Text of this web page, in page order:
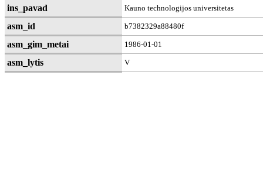
ins_pavad Kauno technologijos universitetas
asm_id b7382329a88480f
asm_gim_metai 1986-01-01
asm_lytis V